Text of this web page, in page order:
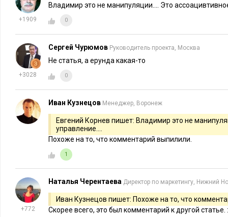
+1909
Владимир это не манипуляции.... Это
0
+3028
Сергей Чурюмов Руководитель проекта, Москва
Не статья, а ерунда какая-то
0
Иван Кузнецов Менеджер, Воронеж
Евгений Корнев пишет: Владимир это не
управление....
Похоже на то, что комментарий выпилили.
1
+772
Наталья Черентаева Директор по маркетингу, Нижний
Иван Кузнецов пишет: Похоже на то, что
Скорее всего, это был комментарий к другой статье.